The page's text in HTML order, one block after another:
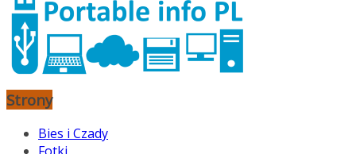
Strony
Bies i Czady